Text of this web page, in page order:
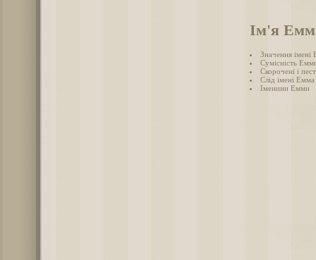
Ім'я
Значення імені
Сумісність
Скорочені і
Слід імені Емма
Іменини Емми